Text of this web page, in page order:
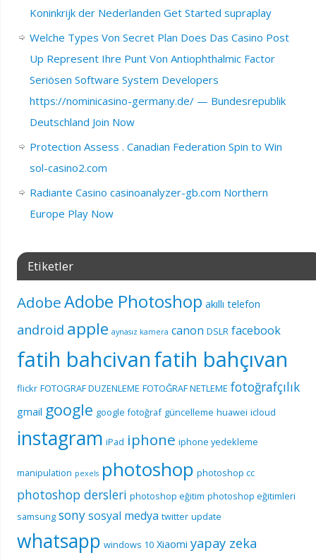
Koninkrijk der Nederlanden Get Started supraplay
Welche Types Von Secret Plan Does Das Casino Post
Up Represent Ihre Punt Von Antiophthalmic Factor
Seriösen Software System Developers
https://nominicasino-germany.de/ — Bundesrepublik
Deutschland Join Now
Protection Assess . Canadian Federation Spin to Win
sol-casino2.com
Radiante Casino casinoanalyzer-gb.com Northern
Europe Play Now
Etiketler
AdobeAdobe Photoshop akıllı telefon
android apple aynasız kamera canon DSLR facebook
fatih bahcivanfatih bahçıvan
flickr FOTOGRAF DUZENLEME FOTOĞRAF NETLEME fotoğrafçılık
gmail google google fotoğraf güncelleme huawei icloud
instagram iPad iphone iphone yedekleme
manipulation pexels photoshop photoshop cc
photoshop dersleri photoshop eğitim photoshop eğitimleri
samsung sony sosyal medya twitter update
whatsapp windows 10 Xiaomi yapay zeka